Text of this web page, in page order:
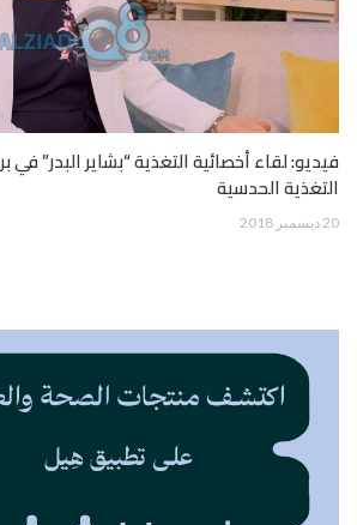
فيديو: لقاء أخصائية التغذية “بشاير البدر”
التغذية الحدسية
20 ديسمبر 2018